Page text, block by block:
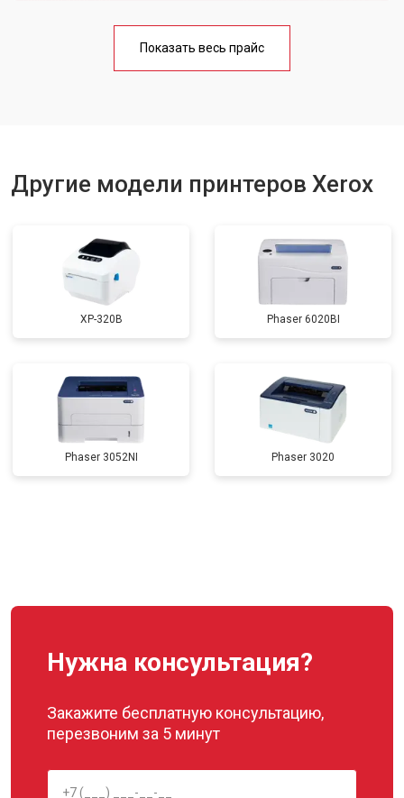
от 2600 ₽
Показать весь прайс
Другие модели принтеров Xerox
XP-320B Phaser 6020BI
Phaser 3052NI Phaser 3020
Нужна консультация?
Закажите бесплатную консультацию,
перезвоним за 5 минут